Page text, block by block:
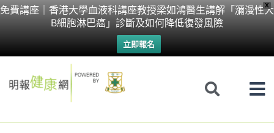
X
免費講座｜香港大學血液科講座教授梁如鴻醫生講解「瀰漫性大
B細胞淋巴癌」診斷及如何降低復發風險
立即報名
Skip